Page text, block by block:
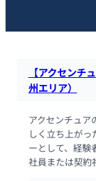
【アクセンチ
州エリア）
アクセンチュア
しく立ち上が
ーとして、経験
社員または契約